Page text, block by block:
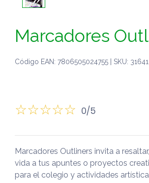
Marcadores
Código EAN: 7806505024755 | SKU: 31641
0/5
Marcadores Outliners invita a
vida a tus apuntes o proyectos
para el colegio y actividades